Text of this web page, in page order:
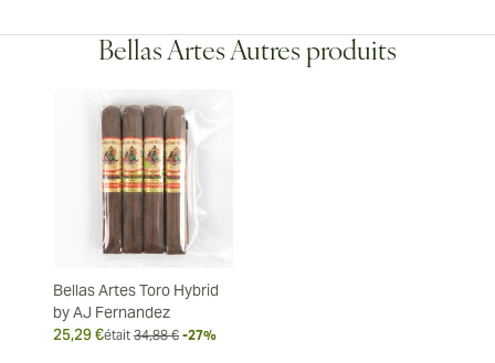
Bellas Artes Autres produits
Bellas Artes Toro Hybrid
by AJ Fernandez
25,29 €était 34,88 € -27%